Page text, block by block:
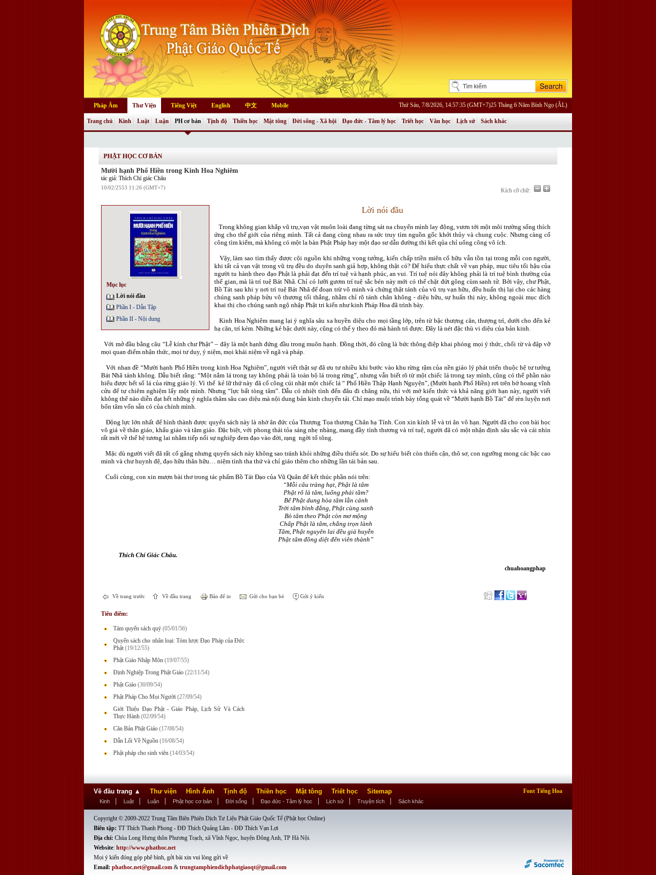
Pháp Âm Thư Viện Tiếng Việt English 中文 Mobile Thứ Sáu, 7/8/2026, 14:57:35 (GMT+7)25 Tháng 6 Năm Bính Ngọ (ÂL)
Trang chủ Kinh Luật Luận PH cơ bản Tịnh độ Thiền học Mật tông Đời sống - Xã hội Đạo đức - Tâm lý học Triết học Văn học Lịch sử Sách khác
PHẬT HỌC CƠ BẢN
Mười hạnh Phổ Hiền trong Kinh Hoa Nghiêm
tác giả: Thích Chí giác Châu
10/02/2553 11:26 (GMT+7) Kích cỡ chữ:
Mục lục
Lời nói đầu
Phần I - Dẫn Tập
Phần II - Nội dung
Lời nói đầu
Trong không gian khắp vũ trụ,vạn vật muôn loài đang từng sát na chuyển mình lay động, vươn tới một môi trường sống thích
ứng cho thế giới của riêng mình. Tất cả đang cùng nhau ra sức truy tìm nguồn gốc khởi thủy và chung cuộc. Nhưng càng cố
công tìm kiếm, mà không có một la bàn Phật Pháp hay một đạo sư dẫn đường thì kết qủa chỉ uổng công vô ích.
Vậy, làm sao tìm thấy được cội nguồn khi những vọng tưởng, kiến chấp triền miên cố hữu vẫn tồn tại trong mỗi con người,
khi tất cả vạn vật trong vũ trụ đều do duyên sanh giả hợp, không thật có? Để hiểu thực chất về vạn pháp, mục tiêu tối hậu của
người tu hành theo đạo Phật là phải đạt đến trí tuệ và hạnh phúc, an vui. Trí tuệ nói đây không phải là trí tuệ bình thường của
thế gian, mà là trí tuệ Bát Nhã. Chỉ có lưỡi gươm trí tuệ sắc bén này mới có thể chặt đứt gông cùm sanh tử. Bởi vậy, chư Phật,
Bồ Tát sau khi y nơi trí tuệ Bát Nhã để đoạn trừ vô minh và chứng thật tánh của vũ trụ vạn hữu, đều huấn thị lại cho các hàng
chúng sanh pháp bửu vô thượng tối thắng, nhằm chỉ rõ tánh chân không - diệu hữu, sự huấn thị này, không ngoài mục đích
khai thị cho chúng sanh ngộ nhập Phật tri kiến như kinh Pháp Hoa đã trình bày.
Kinh Hoa Nghiêm mang lại ý nghĩa sâu xa huyền diệu cho mọi tầng lớp, trên từ bậc thượng căn, thượng trí, dưới cho đến kẻ
hạ căn, trí kém. Những kẻ bậc dưới này, cũng có thể y theo đó mà hành trì được. Đây là nét đặc thù vi diệu của bản kinh.
Với mở đầu bằng câu “Lễ kính chư Phật” – đây là một hạnh đứng đầu trong muôn hạnh. Đồng thời, đó cũng là bức thông điệp khai phóng mọi ý thức, chối từ và đập vỡ
mọi quan điểm nhận thức, mọi tư duy, ý niệm, mọi khái niệm về ngã và pháp.
Với nhan đề “Mười hạnh Phổ Hiền trong kinh Hoa Nghiêm”, người viết thật sự đã ưu tư nhiều khi bước vào khu rừng rậm của nền giáo lý phát triển thuộc hệ tư tưởng
Bát Nhã tánh không. Dẫu biết rằng: “Một nắm lá trong tay không phải là toàn bộ lá trong rừng”, nhưng vẫn biết rõ từ một chiếc lá trong tay mình, cũng có thể phần nào
hiểu được hết số lá của rừng giáo lý. Vì thế kẻ lữ thứ này đã cố công cúi nhặt một chiếc lá “ Phổ Hiền Thập Hạnh Nguyện”, (Mười hạnh Phổ Hiền) rơi trên bờ hoang vĩnh
cửu để tự chiêm nghiệm lấy một mình. Nhưng “lực bất tòng tâm”. Dẫu có nhiệt tình đến đâu đi chăng nữa, thì với mớ kiến thức và khả năng giới hạn này, người viết
không thể nào diễn đạt hết những ý nghĩa thâm sâu cao diệu mà nội dung bản kinh chuyển tải. Chỉ mạo muội trình bày tổng quát về “Mười hạnh Bồ Tát” để rèn luyện nơi
bổn tâm vốn sẵn có của chính mình.
Động lực lớn nhất để hình thành được quyển sách này là nhờ ân đức của Thượng Tọa thượng Chân hạ Tính. Con xin kính lễ và tri ân vô hạn. Người đã cho con bài học
vô giá về thân giáo, khẩu giáo và tâm giáo. Đặc biệt, với phong thái tỏa sáng nhẹ nhàng, mang đầy tình thương và trí tuệ, người đã có một nhận định sâu sắc và cái nhìn
rất mới về thế hệ tương lai nhằm tiếp nối sự nghiệp đem đạo vào đời, rạng ngời tổ tông.
Mặc dù người viết đã rất cố gắng nhưng quyển sách này không sao tránh khỏi những điều thiếu sót. Do sự hiểu biết còn thiển cận, thô sơ, con ngưỡng mong các bậc cao
minh và chư huynh đệ, đạo hữu thân hữu… niệm tình tha thứ và chỉ giáo thêm cho những lần tái bản sau.
Cuối cùng, con xin mượn bài thơ trong tác phẩm Bồ Tát Đạo của Vũ Quân để kết thúc phần nói trên:
“Mỗi câu tràng hạt, Phật là tâm
Phật rõ là tâm, luống phải tầm?
Bể Phật dung hòa tâm lẫn cảnh
Trời tâm bình đẳng, Phật cùng sanh
Bỏ tâm theo Phật còn mơ mộng
Chấp Phật là tâm, chẳng trọn lành
Tâm, Phật nguyên lai đều giả huyễn
Phật tâm đồng diệt đến viên thành”
Thích Chí Giác Châu.
chuahoangphap
Về trang trước Về đầu trang Bản để in Gửi cho bạn bè Gửi ý kiến
Tiêu điểm:
Tám quyển sách quý (05/01/56)
Quyển sách cho nhân loại: Tóm lược Đạo Pháp của Đức
Phật (19/12/55)
Phật Giáo Nhập Môn (19/07/55)
Định Nghiệp Trong Phật Giáo (22/11/54)
Phật Giáo (30/09/54)
Phật Pháp Cho Mọi Người (27/09/54)
Giới Thiệu Đạo Phật - Giáo Pháp, Lịch Sử Và Cách
Thực Hành (02/09/54)
Căn Bản Phật Giáo (17/08/54)
Dẫn Lối Về Nguồn (16/08/54)
Phật pháp cho sinh viên (14/03/54)
Về đầu trang ▲ Thư viện Hình Ảnh Tịnh độ Thiền học Mật tông Triết học Sitemap Font Tiếng Hoa
Kinh Luật Luận Phật học cơ bản Đời sống Đạo đức - Tâm lý học Lịch sử Truyện tích Sách khác
Copyright © 2009-2022 Trung Tâm Biên Phiên Dịch Tư Liệu Phật Giáo Quốc Tế (Phật học Online)
Biên tập: TT Thích Thanh Phong - ĐĐ Thích Quảng Lâm - ĐĐ Thích Vạn Lợi
Địa chỉ: Chùa Long Hưng thôn Phương Trạch, xã Vĩnh Ngọc, huyện Đông Anh, TP Hà Nội.
Website: http://www.phathoc.net
Mọi ý kiến đóng góp phê bình, gởi bài xin vui lòng gửi về
Email: phathoc.net@gmail.com & trungtamphiendichphatgiaoqt@gmail.com